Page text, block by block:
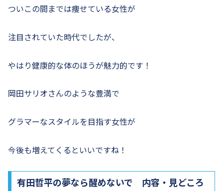
ついこの間までは痩せている女性が
注目されていた時代でしたが、
やはり健康的な体のほうが魅力的です！
岡田サリオさんのような豊満で
グラマーなスタイルを目指す女性が
今後も増えてくるといいですね！
有田哲平の夢なら醒めないで 内容・見どころ